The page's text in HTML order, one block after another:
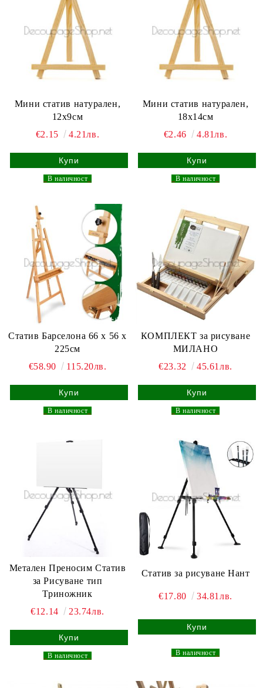
Мини статив натурален,
12х9см
€2.15
4.21лв.
В наличност
Мини статив натурален,
18х14см
€2.46
4.81лв.
В наличност
Статив Барселона 66 x 56 x
225см
€58.90
115.20лв.
В наличност
КОМПЛЕКТ за рисуване
МИЛАНО
€23.32
45.61лв.
В наличност
Метален Преносим Статив
за Рисуване тип
Триножник
€12.14
23.74лв.
В наличност
Статив за рисуване Нант
€17.80 34.81лв.
В наличност